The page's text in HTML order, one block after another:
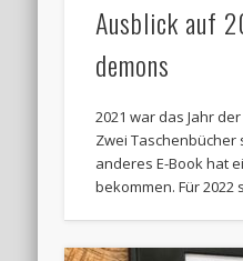
Ausblick auf
demons
2021 war das Jahr
Zwei Taschenbücher
anderes E-Book hat
bekommen. Für 2022